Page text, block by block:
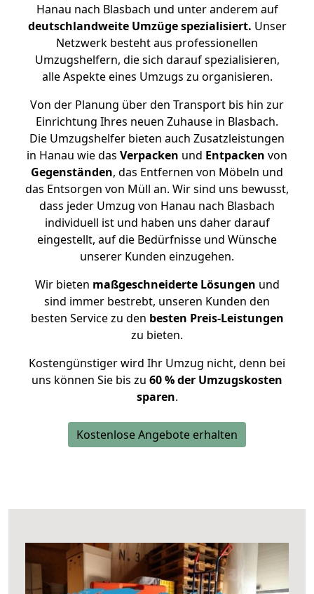
Hanau nach Blasbach und unter anderem auf
deutschlandweite Umzüge spezialisiert. Unser
Netzwerk besteht aus professionellen
Umzugshelfern, die sich darauf spezialisieren,
alle Aspekte eines Umzugs zu organisieren.
Von der Planung über den Transport bis hin zur
Einrichtung Ihres neuen Zuhause in Blasbach.
Die Umzugshelfer bieten auch Zusatzleistungen
in Hanau wie das Verpacken und Entpacken von
Gegenständen, das Entfernen von Möbeln und
das Entsorgen von Müll an. Wir sind uns bewusst,
dass jeder Umzug von Hanau nach Blasbach
individuell ist und haben uns daher darauf
eingestellt, auf die Bedürfnisse und Wünsche
unserer Kunden einzugehen.
Wir bieten maßgeschneiderte Lösungen und
sind immer bestrebt, unseren Kunden den
besten Service zu den besten Preis-Leistungen
zu bieten.
Kostengünstiger wird Ihr Umzug nicht, denn bei
uns können Sie bis zu 60 % der Umzugskosten
sparen.
Kostenlose Angebote erhalten